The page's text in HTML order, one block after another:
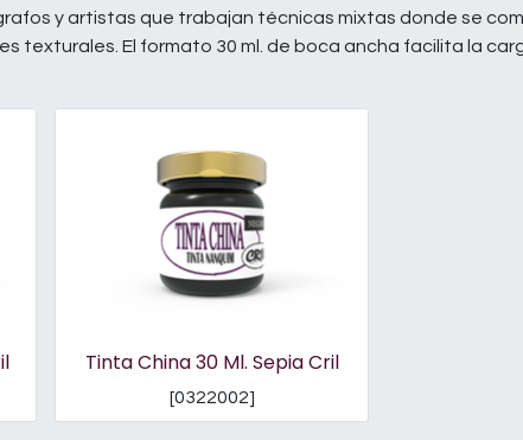
y artistas que trabajan técnicas mixtas donde se
texturales. El formato 30 ml. de boca ancha facilita la
Tinta China 30 Ml. Sepia Cril
[0322002]